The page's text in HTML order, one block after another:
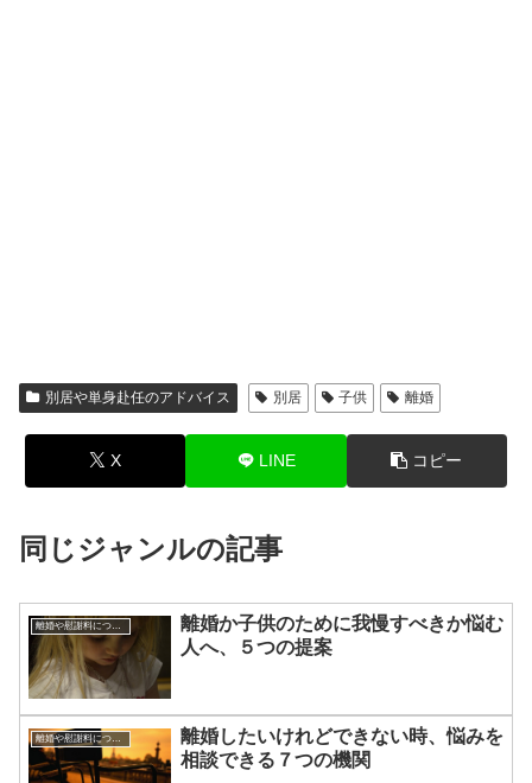
別居や単身赴任のアドバイス 別居 子供 離婚
X LINE コピー
同じジャンルの記事
離婚や慰謝料について
離婚か子供のために我慢すべきか悩む
人へ、５つの提案
離婚や慰謝料について
離婚したいけれどできない時、悩みを
相談できる７つの機関